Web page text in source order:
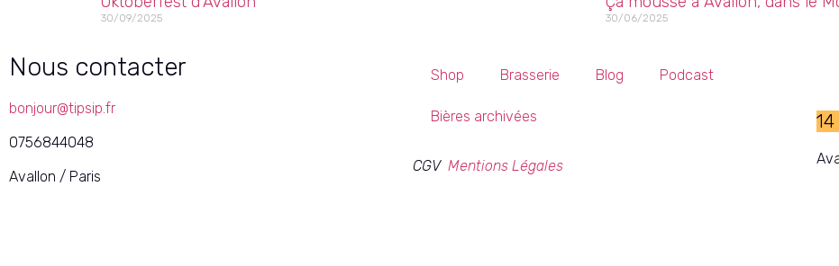
30/09/2025 30/06/2025
Nous contacter
bonjour@tipsip.fr
0756844048
Avallon / Paris
Shop Brasserie Blog Podcast
Bières archivées
CGV Mentions Légales